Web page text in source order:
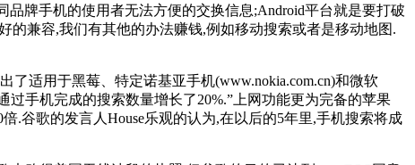
牌手机的使用者无法方便的交换信息;Android平台就是要打破
的兼容,我们有其他的办法赚钱,例如移动搜索或者是移动地图.
适用于黑莓、特定诺基亚手机(www.nokia.com.cn)和微软
过手机完成的搜索数量增长了20%.”上网功能更为完备的苹果
.谷歌的发言人House乐观的认为,在以后的5年里,手机搜索将成